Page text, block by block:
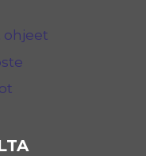
ohjeet